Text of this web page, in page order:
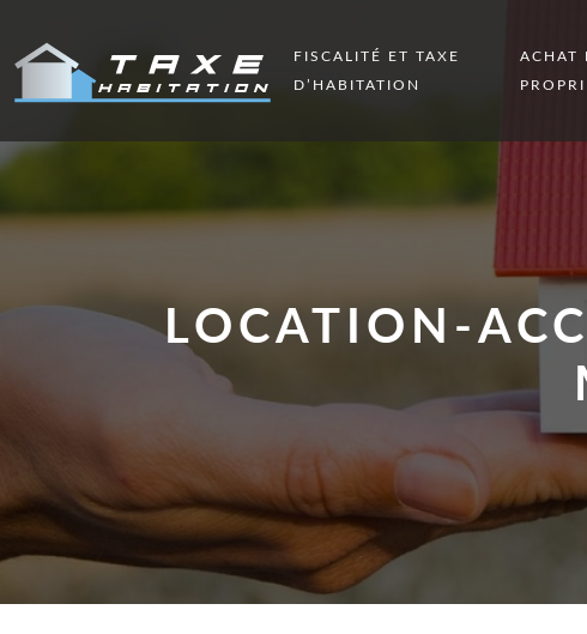
FISCALITÉ ET TAXE
D’HABITATION
ACHAT
LOCATION-